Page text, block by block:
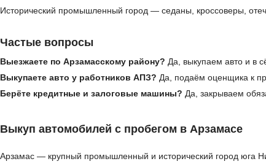
Исторический промышленный город — седаны, кроссоверы,
Частые вопросы
Выезжаете по Арзамасскому району? Да, выкупаем авто и в
Выкупаете авто у работников АПЗ? Да, подаём оценщика к
Берёте кредитные и залоговые машины? Да, закрываем
Выкуп автомобилей с пробегом в Арзамасе
Арзамас — крупный промышленный и исторический город юга